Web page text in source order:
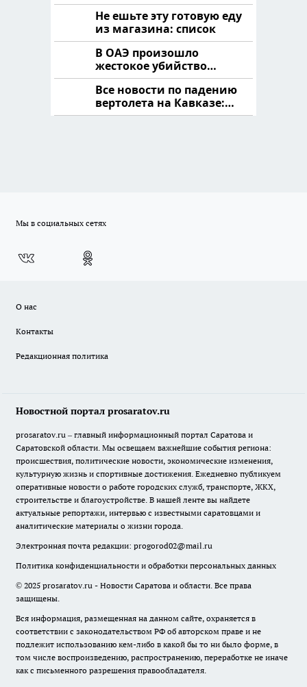
Не ешьте эту готовую еду
из магазина: список
В ОАЭ произошло
жестокое убийство
криптомиллионера
Все новости по падению
вертолета на Кавказе:
читать здесь
Мы в социальных сетях
О нас
Контакты
Редакционная политика
Новостной портал prosaratov.ru
prosaratov.ru – главный информационный портал Саратова и
Саратовской области. Мы освещаем важнейшие события региона:
происшествия, политические новости, экономические изменения,
культурную жизнь и спортивные достижения. Ежедневно публикуем
оперативные новости о работе городских служб, транспорте, ЖКХ,
строительстве и благоустройстве. В нашей ленте вы найдете
актуальные репортажи, интервью с известными саратовцами и
аналитические материалы о жизни города.
Электронная почта редакции: progorod02@mail.ru
Политика конфиденциальности и обработки персональных данных
© 2025 prosaratov.ru - Новости Саратова и области. Все права
защищены.
Вся информация, размещенная на данном сайте, охраняется в
соответствии с законодательством РФ об авторском праве и не
подлежит использованию кем-либо в какой бы то ни было форме, в
том числе воспроизведению, распространению, переработке не иначе
как с письменного разрешения правообладателя.